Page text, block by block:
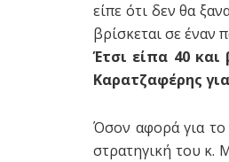
είπε ότι δεν θα
βρίσκεται σε έναν
Έτσι είπα 40 και
Καρατζαφέρης
Όσον αφορά για το
στρατηγική του κ.